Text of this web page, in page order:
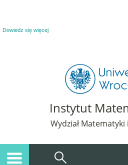
Dowiedz się więcej
Instytut
Wydział